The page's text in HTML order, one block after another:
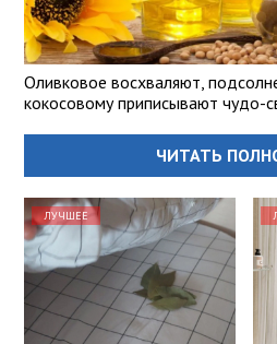
Оливковое восхваляют,
кокосовому приписывают чудо-
ЧИТАТЬ
ЛУЧШЕЕ